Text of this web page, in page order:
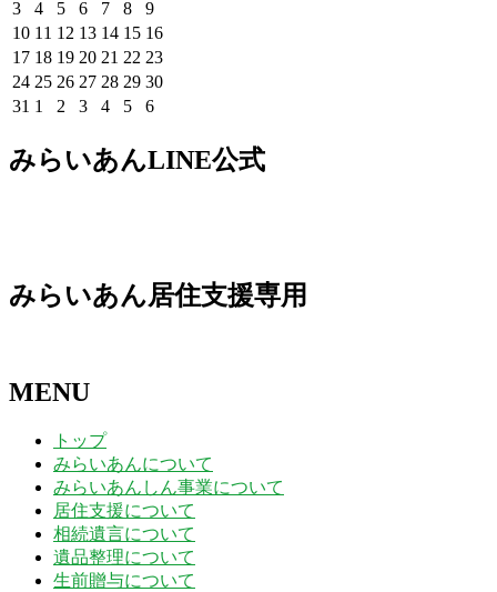
年
7
月
27
日
年
7
月
28
日
年
7
月
29
日
年
7
月
30
日
年
7
月
31
日
年
8
月
1
日
年
8
月
2
日
32026
年
8
月
3
日
42026
年
8
月
4
日
52026
年
8
月
5
日
62026
年
8
月
6
日
72026
年
8
月
7
日
82026
年
8
月
8
日
92026
年
8
月
9
日
102026
年
8
月
10
11 2026
年
8
月
11
12 2026
年
8
月
12
132026
年
8
月
13
142026
年
8
月
14
152026
年
8
月
15
162026
8
172026
年
8
日
182026
年
8
日
192026
年
8
日
202026
年
日
21 2026
年
8
日
22 2026
年
8
日
232026
年
日
242026
年
月
24
252026
年
25
262026
年
26
272026
年
月
27
282026
年
月
28
292026
年
29
302026
30
31 2026
月
1
2026
9
月
2 2026
9
月
32026
月
42026
9
月
52026
9
月
62026
9
月
みらいあんLINE公式
みらいあん居住支援専用
MENU
トップ
みらいあんについて
みらいあんしん事業について
居住支援について
相続遺言について
遺品整理について
生前贈与について